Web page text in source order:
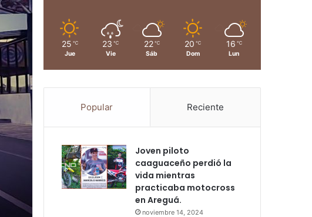
25 ℃
Jue
23 ℃
Vie
22 ℃
Sáb
20 ℃
Dom
16 ℃
Lun
Popular Reciente
Joven piloto
caaguaceño perdió la
vida mientras
practicaba motocross
en Areguá.
noviembre 14, 2024